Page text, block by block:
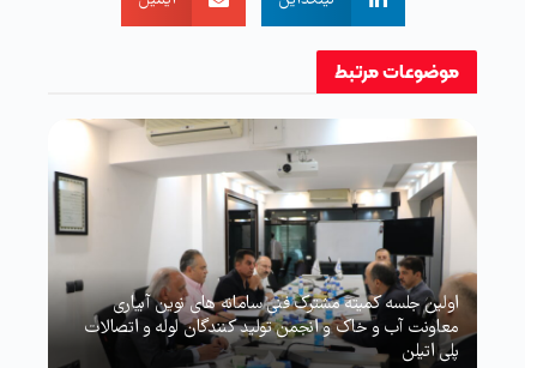
موضوعاتمرتبط
اولین جلسه کمیته مشترک فنی سامانه های نوین آبیاری
معاونت آب و خاک و انجمن تولید کنندگان لوله و اتصالات
پلی اتیلن